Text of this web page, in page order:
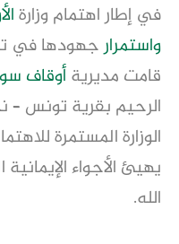
في إطار اهتمام وزارة
واستمرارجهودها في
قامت مديريةأوقاف
الرحيم بقرية تونس
الوزارة المستمرة
يهيئ الأجواء
الله.